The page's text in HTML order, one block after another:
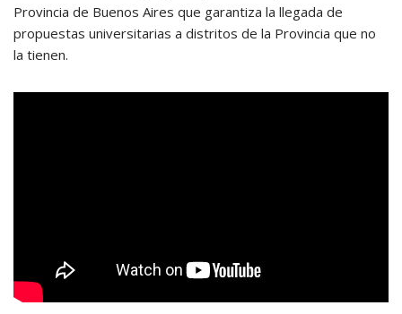
Provincia de Buenos Aires que garantiza la llegada de
propuestas universitarias a distritos de la Provincia que no
la tienen.